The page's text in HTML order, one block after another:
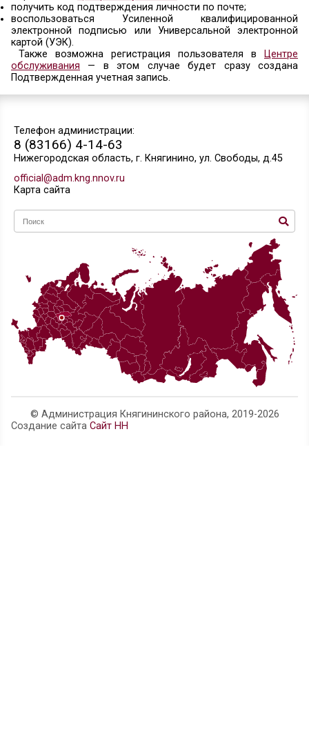
Заполните профиль пользователя —
данные документа, удостоверяющего
гражданина РФ, для иностранных граждан
иностранного государства). Данные проходят
ФМС РФ и Пенсионном фонде РФ. На ваш
адрес будет направлено уведомление о
проверки.
Для оформления Подтвержденной
полным доступом ко всем электронным
услугам нужно пройти подтверждение
способов:
обратиться в
получить код подтверждения личности по почте;
воспользоваться Усиленной
электронной подписью или Универсальной
Также возможна регистрация
обслуживания — в этом случае будет
Подтвержденная учетная запись.
Телефон администрации:
8 (83166) 4-14-63
official@adm.kng.nnov.ru